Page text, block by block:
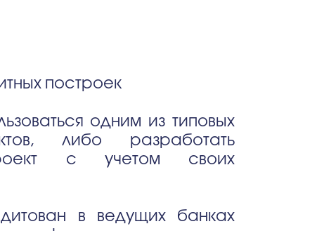
построек
одним из типовых
либо разработать
с учетом своих
в ведущих банках